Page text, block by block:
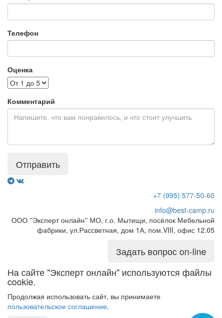
Телефон
Оценка
Комментарий
Отправить
+7 (995) 577-50-60
info@best-camp.ru
ООО ''Эксперт онлайн'' МО, г.о. Мытищи, посёлок Мебельной
фабрики, ул.Рассветная, дом 1А, пом.VIII, офис 12.05
Задать вопрос on-line
На сайте "Эксперт онлайн" используются файлы
cookie.
Продолжая использовать сайт, вы принимаете
пользовательское соглашение.